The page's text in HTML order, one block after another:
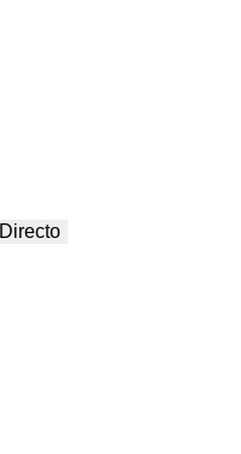
Directo